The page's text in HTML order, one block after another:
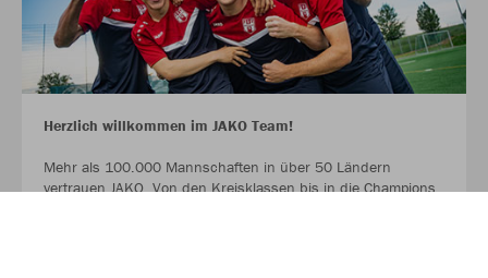
Herzlich willkommen im JAKO Team!
Mehr als 100.000 Mannschaften in über 50 Ländern
vertrauen JAKO. Von den Kreisklassen bis in die Champions